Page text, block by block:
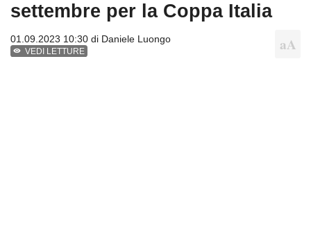
settembre per la Coppa Italia
01.09.2023 10:30 di Daniele Luongo
VEDI LETTURE